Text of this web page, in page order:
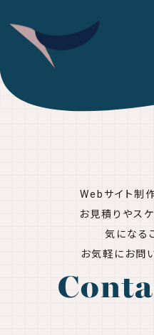
Webサイト制
お見積りやス
気になる
お気軽にお問